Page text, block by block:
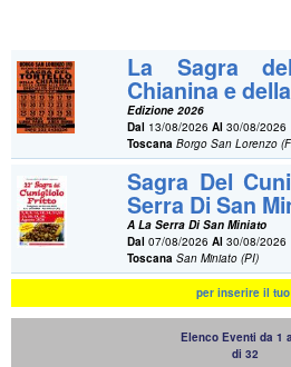
La Sagra
Chianina e
Edizione 2026
Dal 13/08/2026Al 30/08/2026
Toscana Borgo San Lorenzo
Sagra Del
Serra Di San
A La Serra Di San Miniato
Dal 07/08/2026Al 30/08/2026
Toscana San Miniato (PI)
per inserire il
Elenco Eventi da 1
di 32